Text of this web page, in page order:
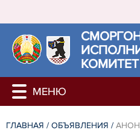
КОМИТЕТ
ГЛАВНАЯ / ОБЪЯВЛЕНИЯ /